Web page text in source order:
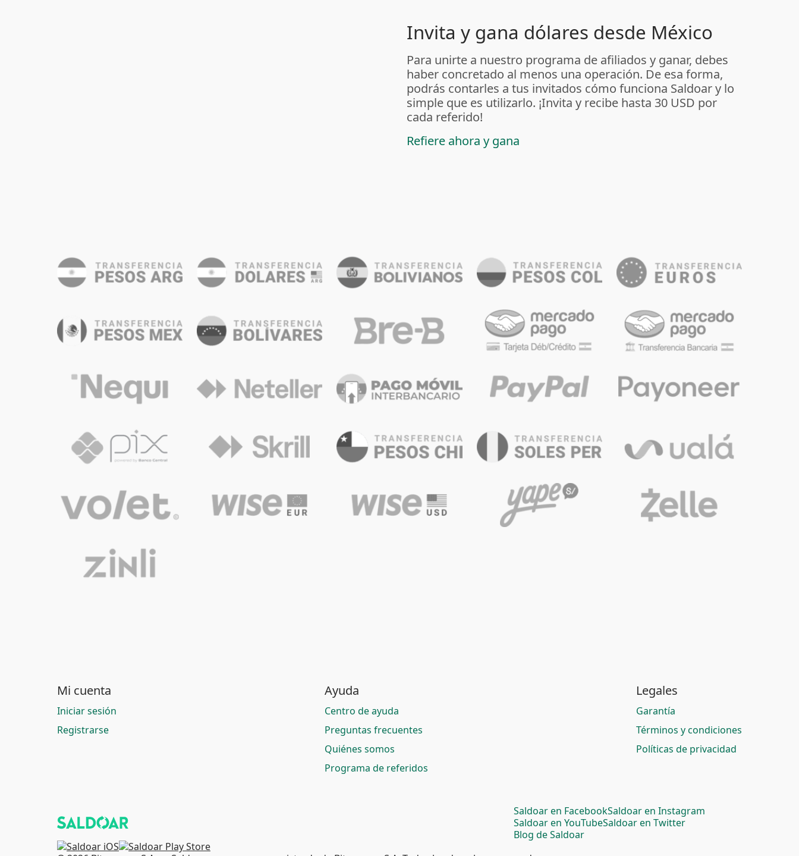
Invita y gana dólares desde México
Para unirte a nuestro programa de afiliados y ganar, debes
haber concretado al menos una operación. De esa forma,
podrás contarles a tus invitados cómo funciona Saldoar y lo
simple que es utilizarlo. ¡Invita y recibe hasta 30 USD por
cada referido!
Refiere ahora y gana
Mi cuenta
Iniciar sesión
Registrarse
Ayuda
Centro de ayuda
Preguntas frecuentes
Quiénes somos
Programa de referidos
Legales
Garantía
Términos y condiciones
Políticas de privacidad
Saldoar en FacebookSaldoar en Instagram
Saldoar en YouTubeSaldoar en Twitter
Blog de Saldoar